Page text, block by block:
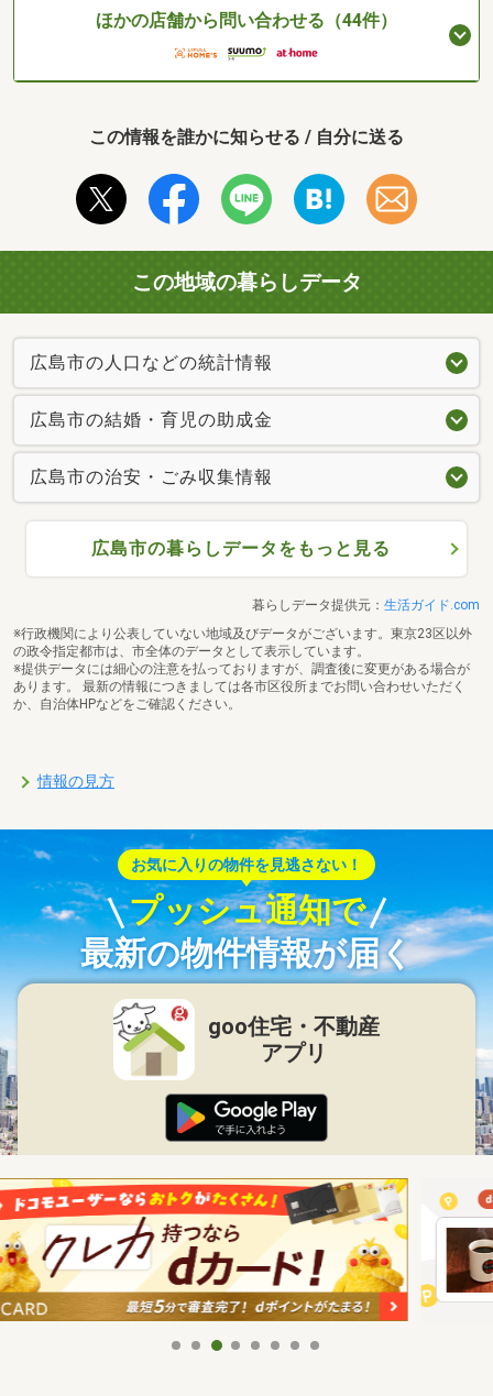
ほかの店舗から問い合わせる（44件）
この情報を誰かに知らせる / 自分に送る
この地域の暮らしデータ
広島市の人口などの統計情報
広島市の結婚・育児の助成金
広島市の治安・ごみ収集情報
広島市の暮らしデータをもっと見る
暮らしデータ提供元： 生活ガイド.com
※行政機関により公表していない地域及びデータがございます。東京23区以外
の政令指定都市は、市全体のデータとして表示しています。
※提供データには細心の注意を払っておりますが、調査後に変更がある場合が
あります。 最新の情報につきましては各市区役所までお問い合わせいただく
か、自治体HPなどをご確認ください。
情報の見方
お気に入りの物件を見逃さない！
プッシュ通知で
最新の物件情報が届く
goo住宅・不動産
アプリ